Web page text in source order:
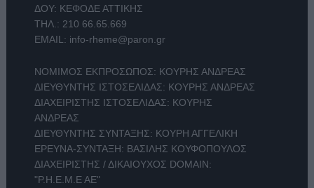
ΔΟΥ: ΚΕΦΟΔΕ ΑΤΤΙΚΗΣ
ΤΗΛ.: 210 66.65.669
EMAIL: info-rheme@paron.gr
ΝΟΜΙΜΟΣ ΕΚΠΡΟΣΩΠΟΣ: ΚΟΥΡΗΣ ΑΝΔΡΕΑΣ
ΔΙΕΥΘΥΝΤΗΣ ΙΣΤΟΣΕΛΙΔΑΣ: ΚΟΥΡΗΣ ΑΝΔΡΕΑΣ
ΔΙΑΧΕΙΡΙΣΤΗΣ ΙΣΤΟΣΕΛΙΔΑΣ: ΚΟΥΡΗΣ
ΑΝΔΡΕΑΣ
ΔΙΕΥΘΥΝΤΗΣ ΣΥΝΤΑΞΗΣ: ΚΟΥΡΗ ΑΓΓΕΛΙΚΗ
ΕΡΕΥΝΑ-ΣΥΝΤΑΞΗ: ΒΑΣΙΛΗΣ ΚΟΥΦΟΠΟΥΛΟΣ
ΔΙΑΧΕΙΡΙΣΤΗΣ / ΔΙΚΑΙΟΥΧΟΣ DOMAIN:
"Ρ.Η.Ε.Μ.Ε ΑΕ"